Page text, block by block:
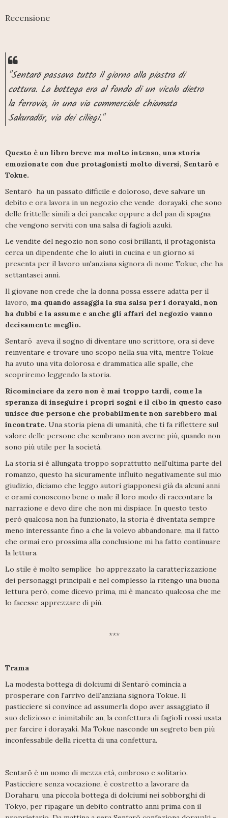
Recensione
"Sentarō passava tutto il giorno alla piastra di
cottura. La bottega era al fondo di un vicolo dietro
la ferrovia, in una via commerciale chiamata
Sakuradōr, via dei ciliegi."
Questo è un libro breve ma molto intenso, una storia
emozionate con due protagonisti molto diversi, Sentarō e
Tokue.
Sentarō ha un passato difficile e doloroso, deve salvare un
debito e ora lavora in un negozio che vende dorayaki, che sono
delle frittelle simili a dei pancake oppure a del pan di spagna
che vengono serviti con una salsa di fagioli azuki.
Le vendite del negozio non sono così brillanti, il protagonista
cerca un dipendente che lo aiuti in cucina e un giorno si
presenta per il lavoro un'anziana signora di nome Tokue, che ha
settantasei anni.
Il giovane non crede che la donna possa essere adatta per il
lavoro, ma quando assaggia la sua salsa per i dorayaki, non
ha dubbi e la assume e anche gli affari del negozio vanno
decisamente meglio.
Sentarō aveva il sogno di diventare uno scrittore, ora si deve
reinventare e trovare uno scopo nella sua vita, mentre Tokue
ha avuto una vita dolorosa e drammatica alle spalle, che
scopriremo leggendo la storia.
Ricominciare da zero non è mai troppo tardi, come la
speranza di inseguire i propri sogni e il cibo in questo caso
unisce due persone che probabilmente non sarebbero mai
incontrate. Una storia piena di umanità, che ti fa riflettere sul
valore delle persone che sembrano non averne più, quando non
sono più utile per la società.
La storia si è allungata troppo soprattutto nell'ultima parte del
romanzo, questo ha sicuramente influito negativamente sul mio
giudizio, diciamo che leggo autori giapponesi già da alcuni anni
e orami conoscono bene o male il loro modo di raccontare la
narrazione e devo dire che non mi dispiace. In questo testo
però qualcosa non ha funzionato, la storia è diventata sempre
meno interessante fino a che la volevo abbandonare, ma il fatto
che ormai ero prossima alla conclusione mi ha fatto continuare
la lettura.
Lo stile è molto semplice ho apprezzato la caratterizzazione
dei personaggi principali e nel complesso la ritengo una buona
lettura però, come dicevo prima, mi è mancato qualcosa che me
lo facesse apprezzare di più.
***
Trama
La modesta bottega di dolciumi di Sentarō comincia a
prosperare con l'arrivo dell'anziana signora Tokue. Il
pasticciere si convince ad assumerla dopo aver assaggiato il
suo delizioso e inimitabile an, la confettura di fagioli rossi usata
per farcire i dorayaki. Ma Tokue nasconde un segreto ben più
inconfessabile della ricetta di una confettura.
Sentarō è un uomo di mezza età, ombroso e solitario.
Pasticciere senza vocazione, è costretto a lavorare da
Doraharu, una piccola bottega di dolciumi nei sobborghi di
Tōkyō, per ripagare un debito contratto anni prima con il